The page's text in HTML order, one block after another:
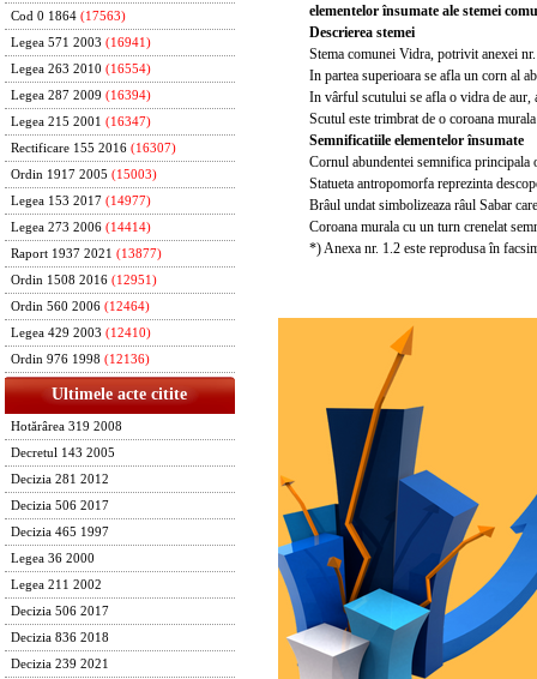
Cod 0 1864 (17563)
Legea 571 2003 (16941)
Legea 263 2010 (16554)
Legea 287 2009 (16394)
Legea 215 2001 (16347)
Rectificare 155 2016 (16307)
Ordin 1917 2005 (15003)
Legea 153 2017 (14977)
Legea 273 2006 (14414)
Raport 1937 2021 (13877)
Ordin 1508 2016 (12951)
Ordin 560 2006 (12464)
Legea 429 2003 (12410)
Ordin 976 1998 (12136)
Ultimele acte citite
Hotărârea 319 2008
Decretul 143 2005
Decizia 281 2012
Decizia 506 2017
Decizia 465 1997
Legea 36 2000
Legea 211 2002
Decizia 506 2017
Decizia 836 2018
Decizia 239 2021
elementelor însumate ale stemei
Descrierea stemei
Stema comunei Vidra, potrivit anexei
In partea superioara se afla un corn al
In vârful scutului se afla o vidra de aur,
Scutul este trimbrat de o coroana
Semnificatiile elementelor însumate
Cornul abundentei semnifica
Statueta antropomorfa reprezinta
Brâul undat simbolizeaza râul Sabar
Coroana murala cu un turn crenelat
*) Anexa nr. 1.2 este reprodusa în